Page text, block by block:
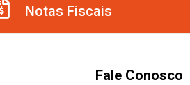
Notas Fiscais
Fale Conosco